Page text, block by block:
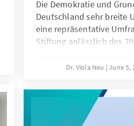
Die Demokratie und
Deutschland sehr breite
eine repräsentative
Stiftung anlässlich des
und Freiheit werden als
von einer Minderheit
Dr. Viola Neu June 5,